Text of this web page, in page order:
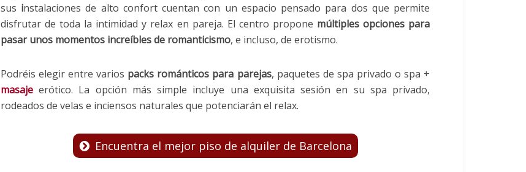
sus instalaciones de alto confort cuentan con un espacio pensado para dos que permite
disfrutar de toda la intimidad y relax en pareja. El centro propone múltiples opciones para
pasar unos momentos increíbles de romanticismo, e incluso, de erotismo.
Podréis elegir entre varios packs románticos para parejas, paquetes de spa privado o spa +
masaje erótico. La opción más simple incluye una exquisita sesión en su spa privado,
rodeados de velas e inciensos naturales que potenciarán el relax.
Encuentra el mejor piso de alquiler de Barcelona